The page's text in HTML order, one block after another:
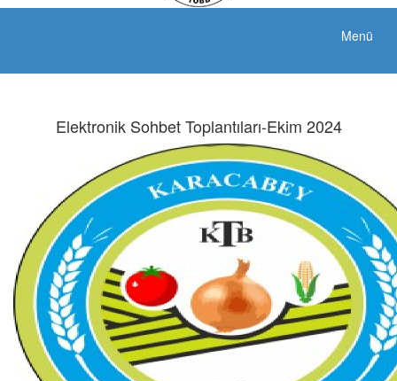
Menü
Elektronik Sohbet Toplantıları-Ekim 2024